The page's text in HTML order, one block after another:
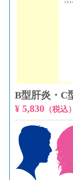
B型肝炎・C
¥ 5,830（税込）